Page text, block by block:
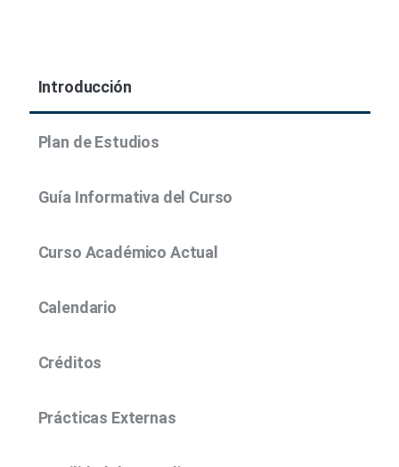
Introducción
Plan de Estudios
Guía Informativa del Curso
Curso Académico Actual
Calendario
Créditos
Prácticas Externas